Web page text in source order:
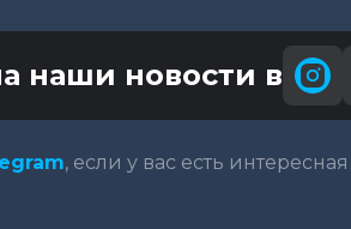
наши новости в
, если у вас есть